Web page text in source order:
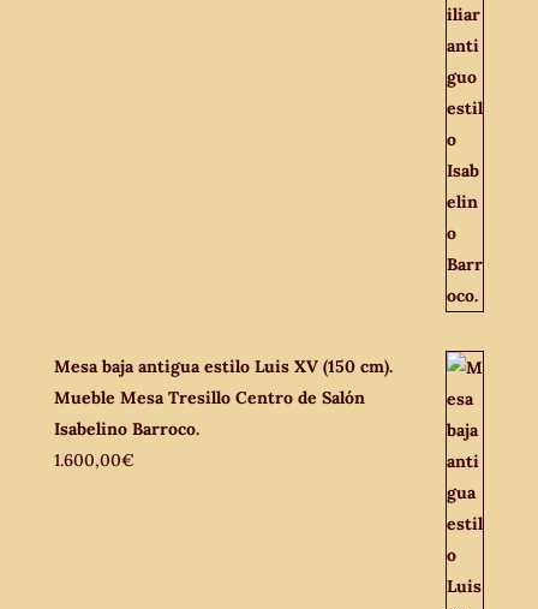
Mesa baja antigua estilo Luis XV (150 cm).
Mueble Mesa Tresillo Centro de Salón
Isabelino Barroco.
1.600,00€